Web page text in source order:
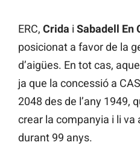
ERC, Crida i Sabadell En
posicionat a favor de la
d’aigües. En tot cas,
ja que la concessió a
2048 des de l’any 1949,
crear la companyia i li
durant 99 anys.